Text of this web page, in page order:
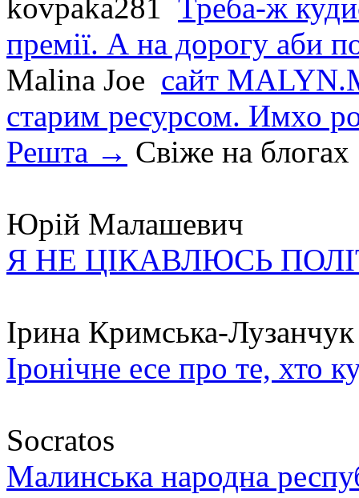
kovpaka281 Треба-ж
премії. А на дорогу аби
Malina Joe сайт
старим ресурсом. Имхо
Решта → Свіже на блогах
Юрій Малашевич
Я НЕ ЦІКАВЛЮСЬ
Ірина Кримська-Лузанчук
Іронічне есе про те, хто
Socratos
Малинська народна